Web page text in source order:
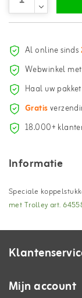
Al online sinds
Webwinkel met
Haal uw
Gratis
18.000+
Informatie
Speciale
met Trolley art.
Mijn account